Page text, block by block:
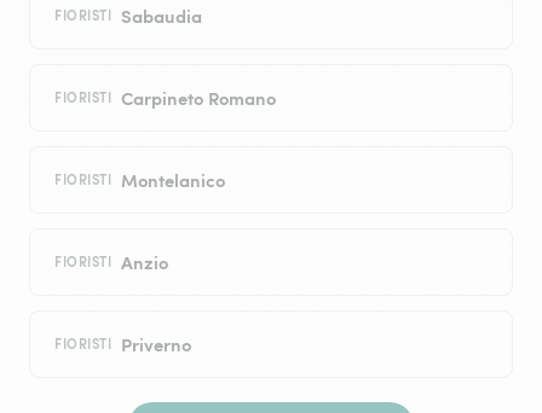
FIORISTI Sabaudia
FIORISTI Carpineto Romano
FIORISTI Montelanico
FIORISTI Anzio
FIORISTI Priverno